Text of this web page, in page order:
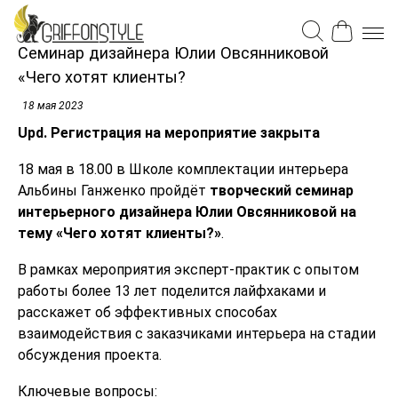
Семинар дизайнера Юлии Овсянниковой
«Чего хотят клиенты?
18 мая 2023
Upd. Регистрация на мероприятие закрыта
18 мая в 18.00 в Школе комплектации интерьера
Альбины Ганженко пройдёт творческий семинар
интерьерного дизайнера Юлии Овсянниковой на
тему «Чего хотят клиенты?».
В рамках мероприятия эксперт-практик с опытом
работы более 13 лет поделится лайфхаками и
расскажет об эффективных способах
взаимодействия с заказчиками интерьера на стадии
обсуждения проекта.
Ключевые вопросы: